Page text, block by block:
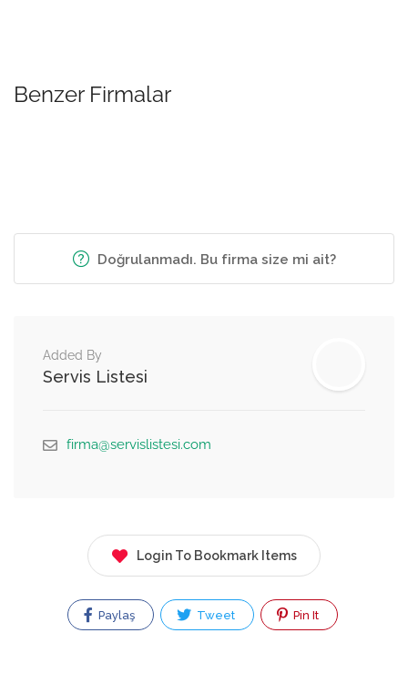
Benzer Firmalar
Doğrulanmadı. Bu firma size mi ait?
Added By
Servis Listesi
firma@servislistesi.com
Login To Bookmark Items
Paylaş Tweet Pin It